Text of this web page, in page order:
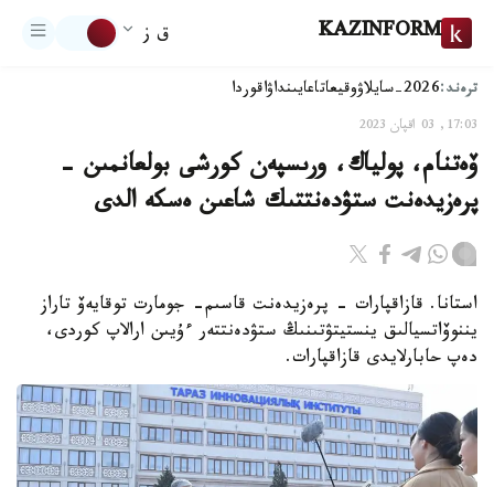
KAZINFORM ق ز
ترەند:2026-سايلاۋ وقيعاتاعايىنداۋاقوردا
17:03, 03 اقپان 2023
ۆەتنام، پولياك، ورىسپەن كورشى بولعانمىن -
پرەزيدەنت ستۋدەنتتىك شاعىن ەسكە الدى
استانا. قازاقپارات - پرەزيدەنت قاسىم- جومارت توقايەۆ تاراز
يننوۆاتسيالىق ينستيتۋتىنىڭ ستۋدەنتتەر ءۇيىن ارالاپ كوردى،
دەپ حابارلايدى قازاقپارات.